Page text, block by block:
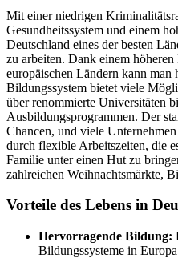
Mit einer niedrigen
Gesundheitssystem und einem
Deutschland eines der besten
zu arbeiten. Dank einem
europäischen Ländern kann man
Bildungssystem bietet viele
über renommierte Universitäten
Ausbildungsprogrammen. Der
Chancen, und viele
durch flexible Arbeitszeiten, die
Familie unter einen Hut zu
zahlreichen Weihnachtsmärkte,
Vorteile des Lebens in
Hervorragende Bildung:
Bildungssysteme in